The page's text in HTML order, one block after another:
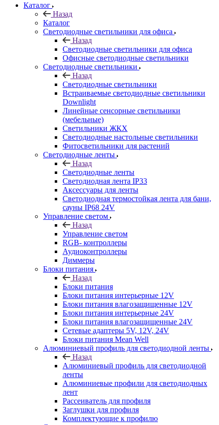
Каталог
Назад
Каталог
Светодиодные светильники для офиса
Назад
Светодиодные светильники для офиса
Офисные светодиодные светильники
Светодиодные светильники
Назад
Светодиодные светильники
Встраиваемые светодиодные светильники
Downlight
Линейные сенсорные светильники
(мебельные)
Светильники ЖКХ
Светодиодные настольные светильники
Фитосветильники для растений
Светодиодные ленты
Назад
Светодиодные ленты
Светодиодная лента IP33
Аксессуары для ленты
Светодиодная термостойкая лента для бани,
сауны IP68 24V
Управление светом
Назад
Управление светом
RGB- контроллеры
Аудиоконтроллеры
Диммеры
Блоки питания
Назад
Блоки питания
Блоки питания интерьерные 12V
Блоки питания влагозащищенные 12V
Блоки питания интерьерные 24V
Блоки питания влагозащищенные 24V
Сетевые адаптеры 5V, 12V, 24V
Блоки питания Mean Well
Алюминиевый профиль для светодиодной ленты
Назад
Алюминиевый профиль для светодиодной
ленты
Алюминиевые профили для светодиодных
лент
Рассеиватель для профиля
Заглушки для профиля
Комплектующие к профилю